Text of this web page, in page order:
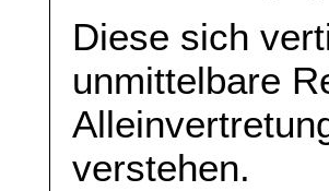
Diese sich
unmittelbare
verstehen.